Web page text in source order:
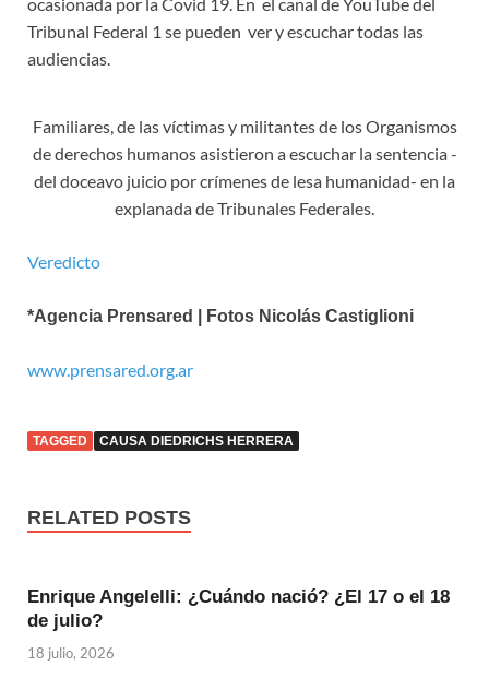
ocasionada por la Covid 19. En el canal de YouTube del
Tribunal Federal 1 se pueden ver y escuchar todas las
audiencias.
Familiares, de las víctimas y militantes de los Organismos
de derechos humanos asistieron a escuchar la sentencia -
del doceavo juicio por crímenes de lesa humanidad- en la
explanada de Tribunales Federales.
Veredicto
*Agencia Prensared | Fotos Nicolás Castiglioni
www.prensared.org.ar
TAGGED CAUSA DIEDRICHS HERRERA
RELATED POSTS
Enrique Angelelli: ¿Cuándo nació? ¿El 17 o el 18
de julio?
18 julio, 2026